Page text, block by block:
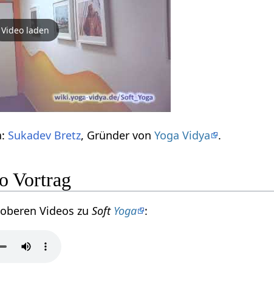
Video laden
Sukadev Bretz, Gründer vonYoga Vidya .
Vortrag
Videos zuSoft Yoga :